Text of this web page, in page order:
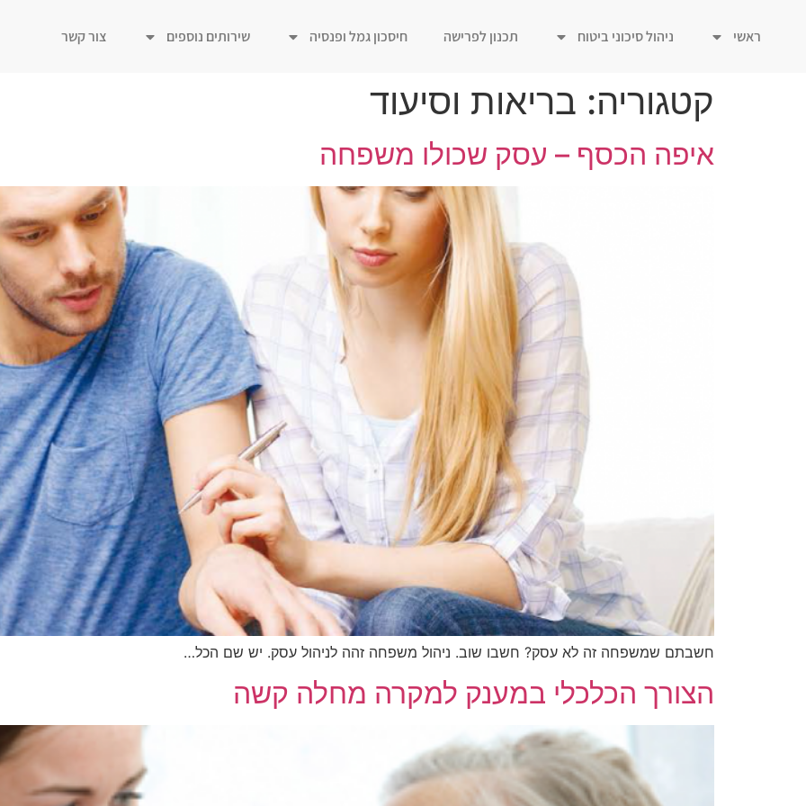
ראשי ניהול סיכוני ביטוח תכנון לפרישה חיסכון גמל ופנסיה שירותים נוספים צור קשר
קטגוריה: בריאות וסיעוד
איפה הכסף – עסק שכולו משפחה
חשבתם שמשפחה זה לא עסק? חשבו שוב. ניהול משפחה זהה לניהול עסק. יש שם הכל…
הצורך הכלכלי במענק למקרה מחלה קשה